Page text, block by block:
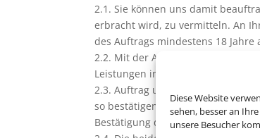
Diese Website
sehen, besser an
unsere Besucher
2.1. Sie können uns damit
erbracht wird, zu vermitteln. An
des Auftrags mindestens 18 Jahre
2.2. Mit der Annahme Ihres
Leistungen in Gestalt einer
2.3. Auftrag und Annahme
so bestätigen wir Ihnen den
Bestätigung der Annahme des